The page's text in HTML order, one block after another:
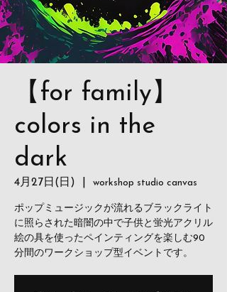
【for family】
colors in the
dark
4月27日(日) workshop studio canvas
ポップミュージックが流れるブラックライト
に照らされた暗闇の中で子供と蛍光アクリル
絵の具を使ったペインティングを楽しむ90
分間のワークショップ型イベントです。